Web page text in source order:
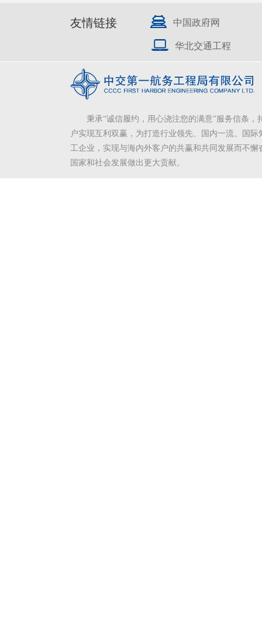
友情链接 中国政府网
华北交通工程
秉承“诚信履约，用心浇注您的满意”服务信条，
户实现互利双赢，为打造行业领先、国内一流、国际
工企业，实现与海内外客户的共赢和共同发展而不懈
国家和社会发展做出更大贡献。